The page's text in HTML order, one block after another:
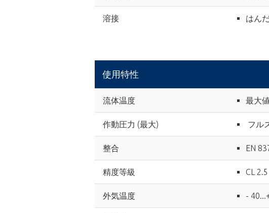
溶接 はん
使用特性
流体温度 最大
作動圧力 (最大) フル
整合 EN
精度等級 CL 2.5
外気温度 -